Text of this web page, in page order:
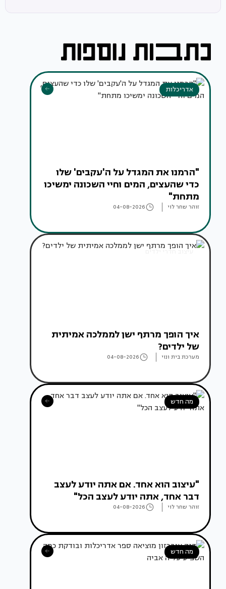
אדריכלות
"הרמנו את המגדל על ה'עקבים' שלו
כדי שהעצים, המים וחיי השכונה ימשיכו
מתחת"
זוהר שחר לוי 04-08-2026
עיצוב חדרי ילדים
איך הופך מרתף ישן לממלכה אמיתית
של ילדים?
מערכת בית ונוי 04-08-2026
מה חדש
"עיצוב הוא אחד. אם אתה יודע לעצב
דבר אחד, אתה יודע לעצב הכל"
זוהר שחר לוי 04-08-2026
מה חדש